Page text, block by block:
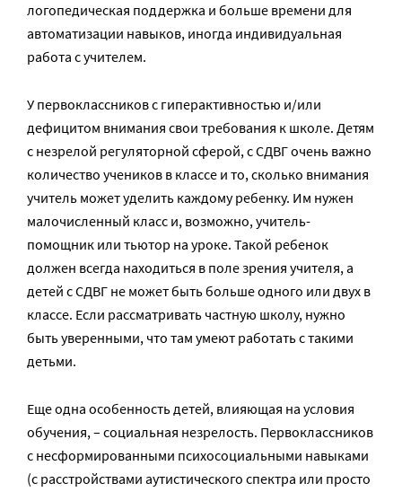
логопедическая поддержка и больше времени для
автоматизации навыков, иногда индивидуальная
работа с учителем.
У первоклассников с гиперактивностью и/или
дефицитом внимания свои требования к школе. Детям
с незрелой регуляторной сферой, с СДВГ очень важно
количество учеников в классе и то, сколько внимания
учитель может уделить каждому ребенку. Им нужен
малочисленный класс и, возможно, учитель-
помощник или тьютор на уроке. Такой ребенок
должен всегда находиться в поле зрения учителя, а
детей с СДВГ не может быть больше одного или двух в
классе. Если рассматривать частную школу, нужно
быть уверенными, что там умеют работать с такими
детьми.
Еще одна особенность детей, влияющая на условия
обучения, – социальная незрелость. Первоклассников
с несформированными психосоциальными навыками
(с расстройствами аутистического спектра или просто